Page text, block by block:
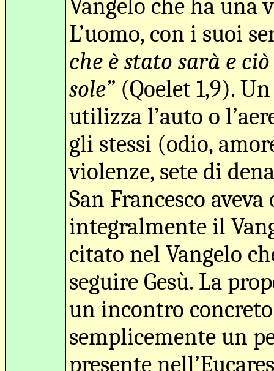
Vangelo che ha una
L’uomo, con i suoi
che è stato sarà e
sole”(Qoelet 1,9).
utilizza l’auto o
gli stessi (odio,
violenze, sete di
San Francesco
integralmente il
citato nel Vangelo
seguire Gesù. La
un incontro
semplicemente un
presente